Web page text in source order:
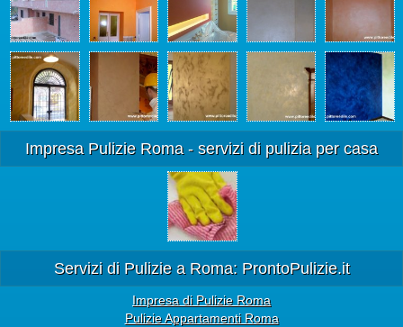
Impresa Pulizie Roma - servizi di pulizia per casa
Servizi di Pulizie a Roma: ProntoPulizie.it
Impresa di Pulizie Roma
Pulizie Appartamenti Roma